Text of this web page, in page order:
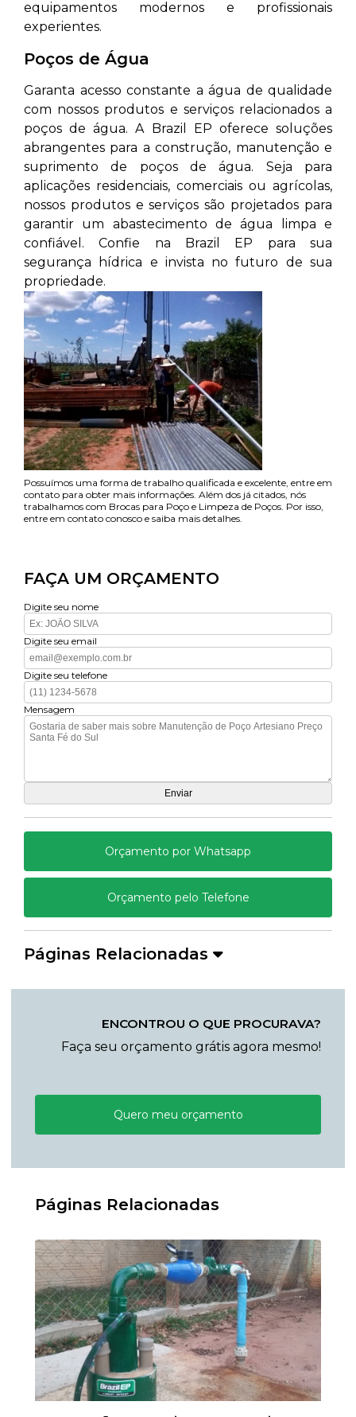
equipamentos modernos e profissionais
experientes.
Poços de Água
Garanta acesso constante a água de qualidade
com nossos produtos e serviços relacionados a
poços de água. A Brazil EP oferece soluções
abrangentes para a construção, manutenção e
suprimento de poços de água. Seja para
aplicações residenciais, comerciais ou agrícolas,
nossos produtos e serviços são projetados para
garantir um abastecimento de água limpa e
confiável. Confie na Brazil EP para sua
segurança hídrica e invista no futuro de sua
propriedade.
Possuímos uma forma de trabalho qualificada e excelente, entre em
contato para obter mais informações. Além dos já citados, nós
trabalhamos com Brocas para Poço e Limpeza de Poços. Por isso,
entre em contato conosco e saiba mais detalhes.
FAÇA UM ORÇAMENTO
Digite seu nome
Digite seu email
Digite seu telefone
Mensagem
Orçamento por Whatsapp
Orçamento pelo Telefone
Páginas Relacionadas
ENCONTROU O QUE PROCURAVA?
Faça seu orçamento grátis agora mesmo!
Quero meu orçamento
Páginas Relacionadas